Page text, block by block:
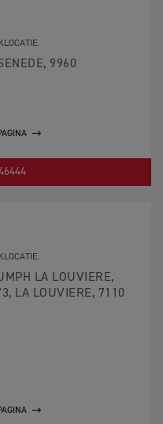
9960
LA LOUVIERE,
LA LOUVIERE, 7110